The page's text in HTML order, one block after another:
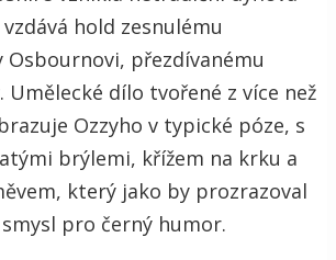
hold zesnulému
Osbournovi, přezdívanému
dílo tvořené z více než
Ozzyho v typické póze, s
brýlemi, křížem na krku a
který jako by prozrazoval
pro černý humor.